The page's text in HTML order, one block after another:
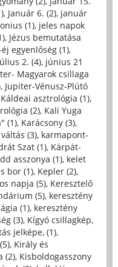
, Január 6. (2), január
(1), jeles napok
, Jézus bemutatása
egyenlőség (1),
2. (4), június 21
Magyarok csillaga
, Jupiter-Vénusz-Plútó
Káldeai asztrológia (1),
(2), Kali Yuga
(1), Karácsony (3),
(3), karmapont-
Szat (1), Kárpát-
asszonya (1), kelet
bor (1), Kepler (2),
napja (5), Keresztelő
(5), keresztény
(1), keresztény
(3), Kígyó csillagkép,
jelképe, (1),
, Király és
(2), Kisboldogasszony